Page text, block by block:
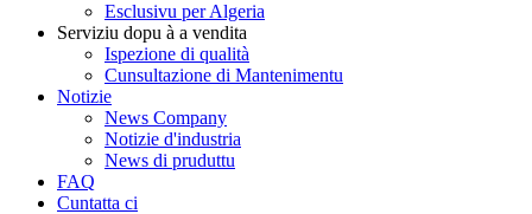
Esclusivu per Algeria
Serviziu dopu à a vendita
Ispezione di qualità
Cunsultazione di Mantenimentu
Notizie
News Company
Notizie d'industria
News di pruduttu
FAQ
Cuntatta ci